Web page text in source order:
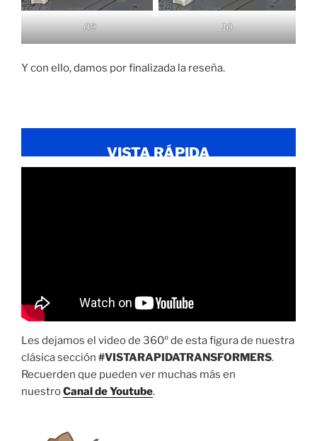
09 10
Y con ello, damos por finalizada la reseña.
VISTA RÁPIDA
Les dejamos el video de 360º de esta figura de nuestra
clásica sección #VISTARAPIDATRANSFORMERS.
Recuerden que pueden ver muchas más en
nuestroCanal de Youtube.